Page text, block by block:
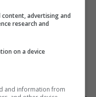
tu préstamo
siendo una fuente
completó. Los
muy amplio que llega
el grado de riesgo
advertising and
research and
on a device
and information from